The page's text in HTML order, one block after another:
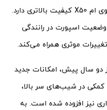
گیربکس این محصول نسبت به ام وی ام X50 کیفیت بالاتری دارد.
اسپورت در رانندگی
موثری همراه می‌کند.
دو سال پیش، امکانات جدید
کمکی در شیب‌های سر بالا،
نیز افزوده شده است. به